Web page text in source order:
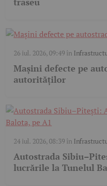
26 iul. 2026, 09:49în
Mașini defecte pe
autorităților
24 iul. 2026, 08:39în
Autostrada
lucrările la Tunelul